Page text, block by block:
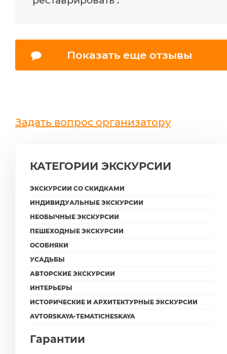
Показать еще отзывы
Задать вопрос организатору
КАТЕГОРИИ ЭКСКУРСИИ
ЭКСКУРСИИ СО СКИДКАМИ
ИНДИВИДУАЛЬНЫЕ ЭКСКУРСИИ
НЕОБЫЧНЫЕ ЭКСКУРСИИ
ПЕШЕХОДНЫЕ ЭКСКУРСИИ
ОСОБНЯКИ
УСАДЬБЫ
АВТОРСКИЕ ЭКСКУРСИИ
ИНТЕРЬЕРЫ
ИСТОРИЧЕСКИЕ И АРХИТЕКТУРНЫЕ ЭКСКУРСИИ
AVTORSKAYA-TEMATICHESKAYA
Гарантии